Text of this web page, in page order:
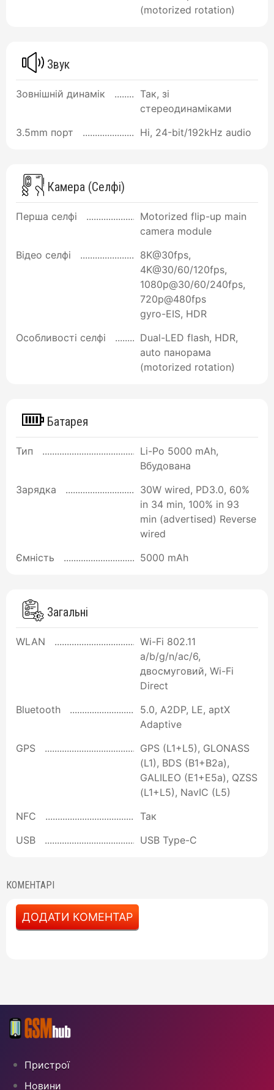
(motorized rotation)
Звук
Зовнішній динамік
Так, зі
стереодинаміками
3.5mm порт
Ні, 24-bit/192kHz audio
Камера (Селфі)
Перша селфі
Motorized flip-up main
camera module
Відео селфі
8K@30fps,
4K@30/60/120fps,
1080p@30/60/240fps,
720p@480fps
gyro-EIS, HDR
Особливості селфі
Dual-LED flash, HDR,
auto панорама
(motorized rotation)
Батарея
Тип
Li-Po 5000 mAh,
Вбудована
Зарядка
30W wired, PD3.0, 60%
in 34 min, 100% in 93
min (advertised) Reverse
wired
Ємність
5000 mAh
Загальні
WLAN
Wi-Fi 802.11
a/b/g/n/ac/6,
двосмуговий, Wi-Fi
Direct
Bluetooth
5.0, A2DP, LE, aptX
Adaptive
GPS
GPS (L1+L5), GLONASS
(L1), BDS (B1+B2a),
GALILEO (E1+E5a), QZSS
(L1+L5), NavIC (L5)
NFC
Так
USB
USB Type-C
КОМЕНТАРІ
ДОДАТИ КОМЕНТАР
Пристрої
Новини